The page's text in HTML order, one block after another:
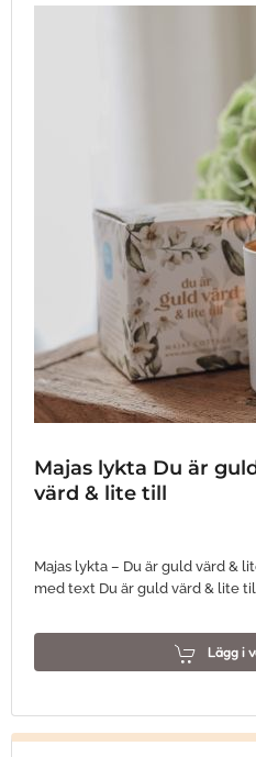
Majas lykta Du är
värd & lite till
Majas lykta – Du är guld värd &
med text Du är guld värd & lite
Lägg i